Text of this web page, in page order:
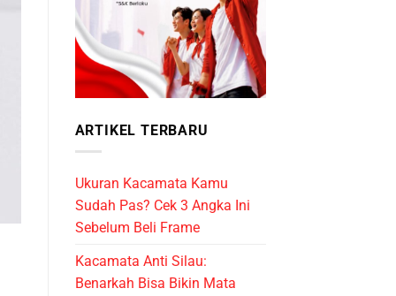
ARTIKEL TERBARU
Ukuran Kacamata Kamu
Sudah Pas? Cek 3 Angka Ini
Sebelum Beli Frame
Kacamata Anti Silau:
Benarkah Bisa Bikin Mata